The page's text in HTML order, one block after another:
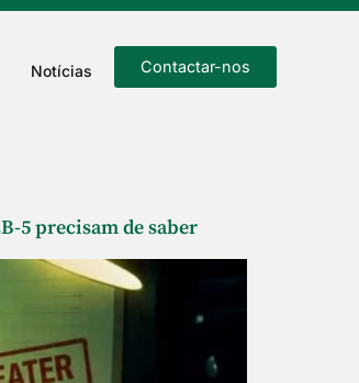
Notícias Contactar-nos
5 precisam de saber